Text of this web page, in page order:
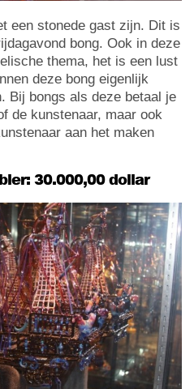
een stonede gast zijn. Dit is
bong. Ook in deze
thema, het is een lust
deze bong eigenlijk
Bij bongs als deze betaal je
de kunstenaar, maar ook
aan het maken
30.000,00 dollar